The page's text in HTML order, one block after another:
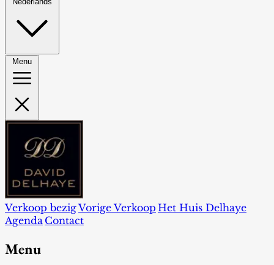
Menu
Verkoop bezigVorige Verkoop Het Huis Delhaye
Agenda Contact
Menu